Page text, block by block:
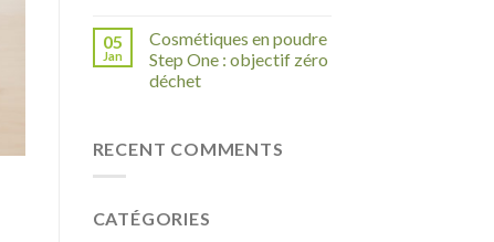
05
Jan
Cosmétiques en poudre
Step One : objectif zéro
déchet
RECENT COMMENTS
CATÉGORIES